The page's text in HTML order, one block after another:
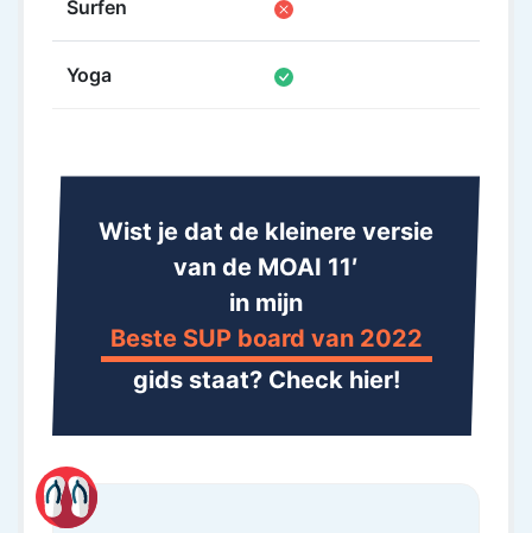
Surfen
Yoga
Wist je dat de kleinere versie
van de MOAI 11′
in mijn
Beste SUP board van 2022
gids staat? Check hier!